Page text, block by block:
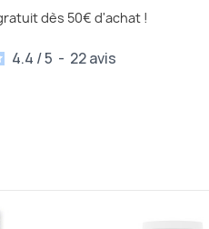
dès 50€ d'achat !
4.4 /5 - 22avis